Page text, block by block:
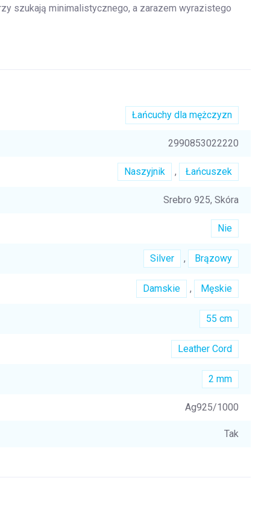
szukają minimalistycznego, a zarazem wyrazistego
Łańcuchy dla mężczyzn
2990853022220
Naszyjnik , Łańcuszek
Srebro 925, Skóra
Nie
Silver , Brązowy
Damskie , Męskie
55 cm
Leather Cord
2 mm
Ag925/1000
Tak